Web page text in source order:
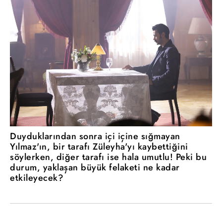
Duyduklarından sonra içi içine sığmayan
Yılmaz'ın, bir tarafı Züleyha'yı kaybettiğini
söylerken, diğer tarafı ise hala umutlu! Peki bu
durum, yaklaşan büyük felaketi ne kadar
etkileyecek?